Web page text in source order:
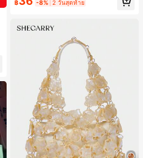
฿ -8% 2 วันสุดท้าย